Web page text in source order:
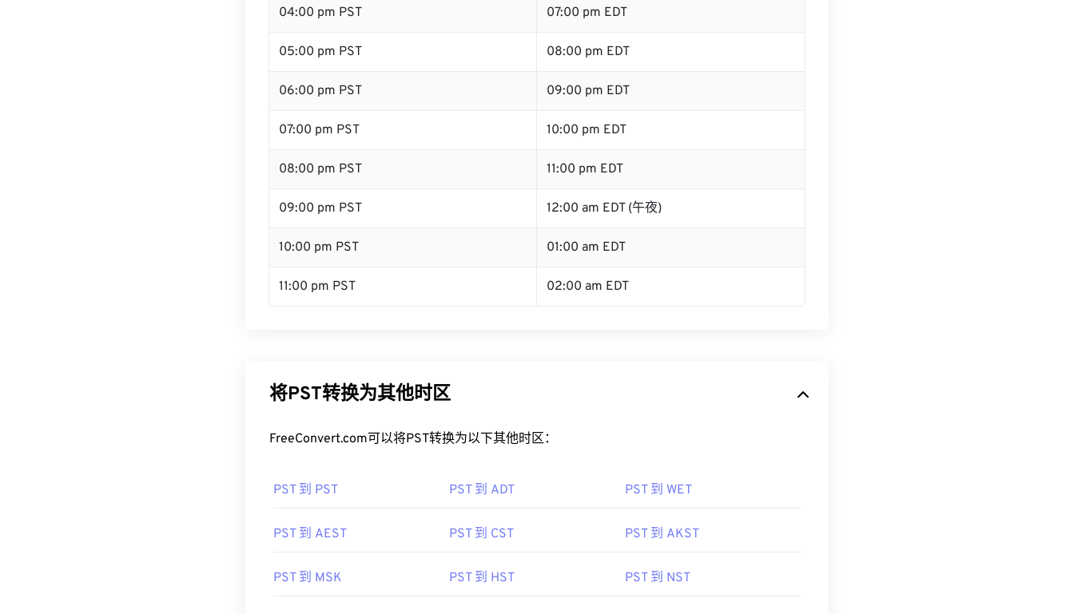
04:00 pm PST 07:00 pm EDT
05:00 pm PST 08:00 pm EDT
06:00 pm PST 09:00 pm EDT
07:00 pm PST 10:00 pm EDT
08:00 pm PST 11:00 pm EDT
09:00 pm PST 12:00 am EDT (午夜)
10:00 pm PST 01:00 am EDT
11:00 pm PST 02:00 am EDT
将PST转换为其他时区
FreeConvert.com可以将PST转换为以下其他时区：
PST 到 PST PST 到 ADT PST 到 WET
PST 到 AEST PST 到 CST PST 到 AKST
PST 到 MSK PST 到 HST PST 到 NST